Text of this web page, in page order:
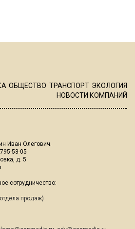
ОБЩЕСТВО ТРАНСПОРТ ЭКОЛОГИЯ
НОВОСТИ КОМПАНИЙ
Иван Олегович.
53-05
д. 5
сотрудничество:
продаж)